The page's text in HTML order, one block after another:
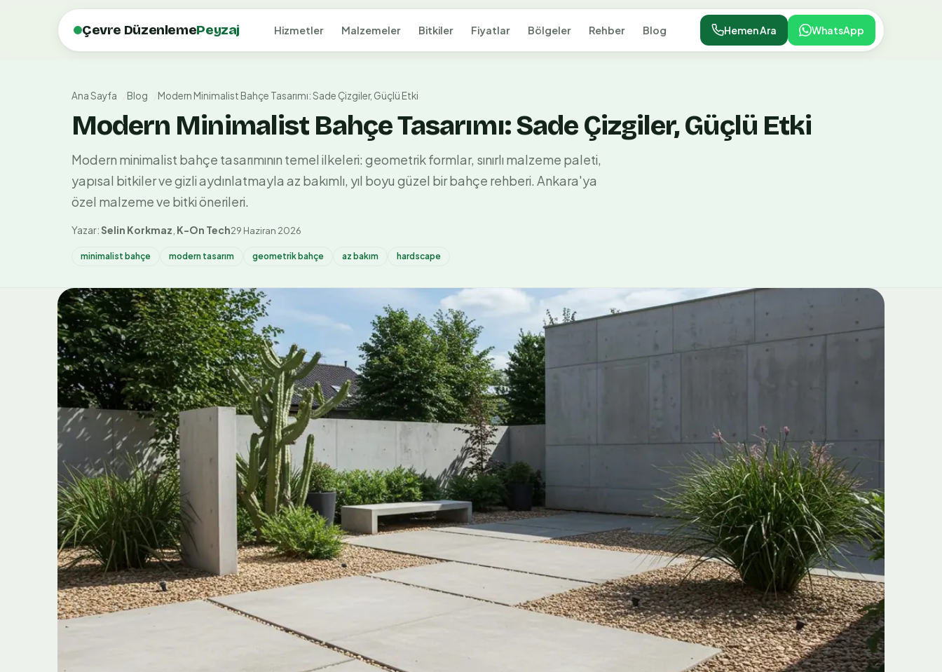
Çevre DüzenlemePeyzaj Hizmetler Malzemeler Bitkiler Fiyatlar Bölgeler Rehber Blog Hemen Ara WhatsApp
Ana Sayfa Blog Modern Minimalist Bahçe Tasarımı: Sade Çizgiler, Güçlü Etki
Modern Minimalist Bahçe Tasarımı: Sade Çizgiler, Güçlü Etki
Modern minimalist bahçe tasarımının temel ilkeleri: geometrik formlar, sınırlı malzeme paleti,
yapısal bitkiler ve gizli aydınlatmayla az bakımlı, yıl boyu güzel bir bahçe rehberi. Ankara'ya
özel malzeme ve bitki önerileri.
Yazar:Selin Korkmaz K-On Tech29 Haziran 2026
minimalist bahçe modern tasarım geometrik bahçe az bakım hardscape